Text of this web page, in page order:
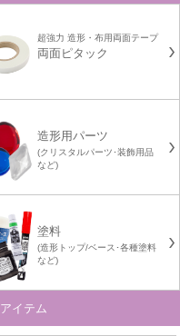
超強力 造形・布用両面テープ
両面ピタック
造形用パーツ
(クリスタルパーツ･装飾用品
など)
塗料
(造形トップ/ベース･各種塗料
など)
イテム